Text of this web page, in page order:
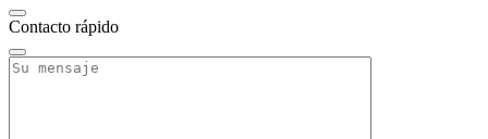
Contacto rápido